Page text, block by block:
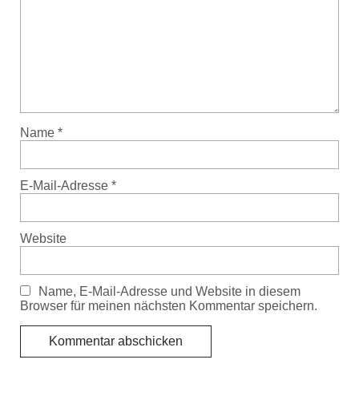
Name *
E-Mail-Adresse *
Website
Name, E-Mail-Adresse und Website in diesem
Browser für meinen nächsten Kommentar speichern.